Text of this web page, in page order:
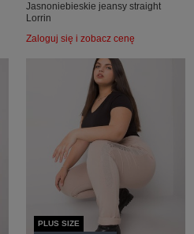
Jasnoniebieskie jeansy straight
Lorrin
Zaloguj się i zobacz cenę
PLUS SIZE